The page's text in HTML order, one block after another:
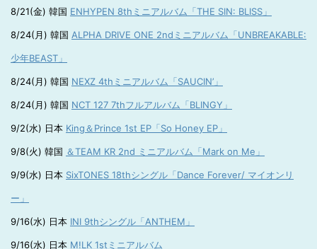
8/21(金) 韓国 ENHYPEN 8thミニアルバム「THE SIN: BLISS」
8/24(月) 韓国 ALPHA DRIVE ONE 2ndミニアルバム「UNBREAKABLE:
少年BEAST」
8/24(月) 韓国 NEXZ 4thミニアルバム「SAUCIN’」
8/24(月) 韓国 NCT 127 7thフルアルバム「BLINGY」
9/2(水) 日本 King＆Prince 1st EP「So Honey EP」
9/8(火) 韓国 ＆TEAM KR 2nd ミニアルバム「Mark on Me」
9/9(水) 日本 SixTONES 18thシングル「Dance Forever/ マイオンリ
ー」
9/16(水) 日本 INI 9thシングル「ANTHEM」
9/16(水) 日本 M!LK 1stミニアルバム